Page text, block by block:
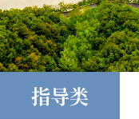
指导类